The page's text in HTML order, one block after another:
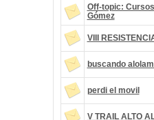
Off-topic:
Gómez
VIII
buscando
perdi el movil
V TRAIL ALTO